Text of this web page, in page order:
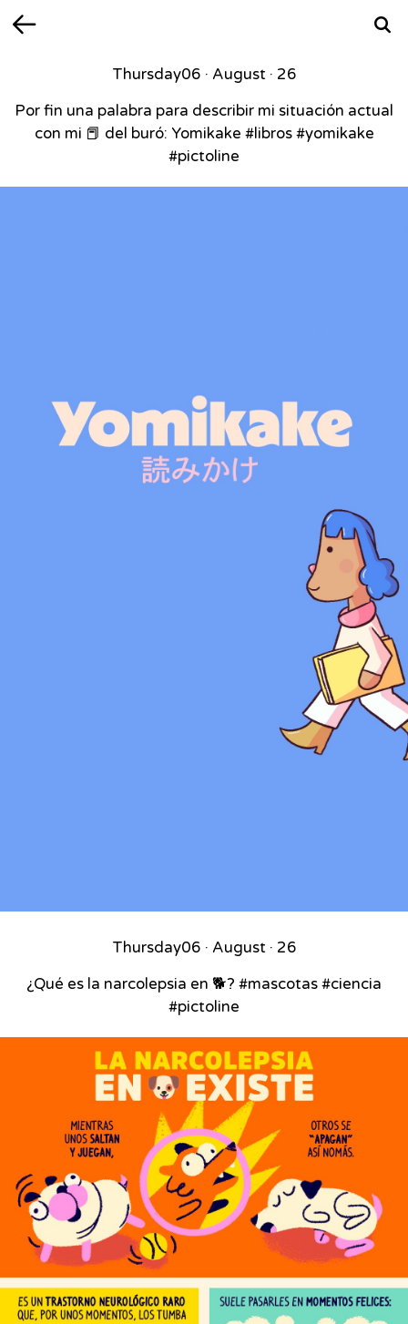
Thursday06 · August · 26
Por fin una palabra para describir mi situación actual
con mi 📕 del buró: Yomikake #libros #yomikake
#pictoline
Thursday06 · August · 26
¿Qué es la narcolepsia en 🐕? #mascotas #ciencia
#pictoline